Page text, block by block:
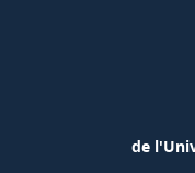
de